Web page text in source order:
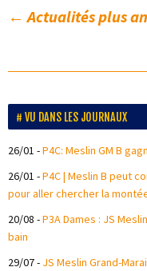
← Actualités plus
VU DANS LES JOURNAUX
26/01 -P4C: Meslin GM B
26/01 -P4C | Meslin B peut
pour aller chercher la
20/08 -P3A Dames : JS
bain
29/07- JS Meslin Grand-